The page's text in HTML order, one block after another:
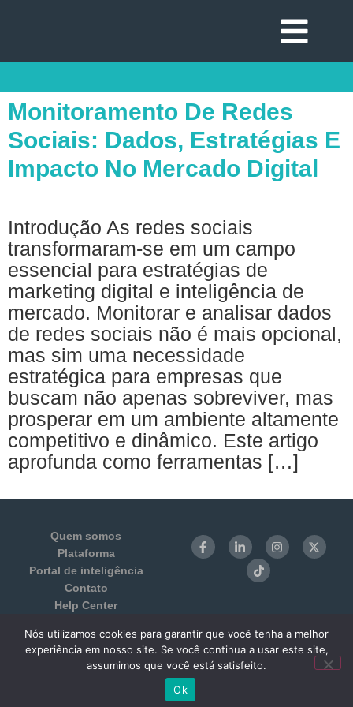
Monitoramento De Redes
Sociais: Dados, Estratégias E
Impacto No Mercado Digital
Introdução As redes sociais
transformaram-se em um campo
essencial para estratégias de
marketing digital e inteligência de
mercado. Monitorar e analisar dados
de redes sociais não é mais opcional,
mas sim uma necessidade
estratégica para empresas que
buscam não apenas sobreviver, mas
prosperar em um ambiente altamente
competitivo e dinâmico. Este artigo
aprofunda como ferramentas […]
Quem somos
Plataforma
Portal de inteligência
Contato
Help Center
Termos de Uso e Privacidade
Benchmarking 1:1
Nós utilizamos cookies para garantir que você tenha a melhor
experiência em nosso site. Se você continua a usar este site,
assumimos que você está satisfeito.
Ok